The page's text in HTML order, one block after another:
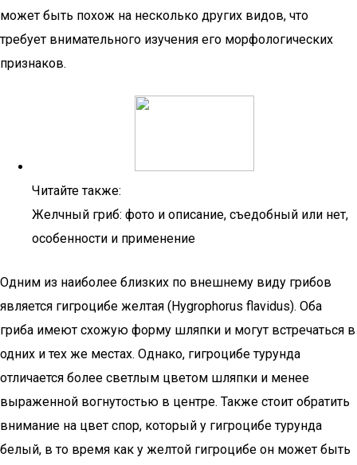
может быть похож на несколько других видов, что
требует внимательного изучения его морфологических
признаков.
Читайте также:
Желчный гриб: фото и описание, съедобный или нет,
особенности и применение
Одним из наиболее близких по внешнему виду грибов
является гигроцибе желтая (Hygrophorus flavidus). Оба
гриба имеют схожую форму шляпки и могут встречаться в
одних и тех же местах. Однако, гигроцибе турунда
отличается более светлым цветом шляпки и менее
выраженной вогнутостью в центре. Также стоит обратить
внимание на цвет спор, который у гигроцибе турунда
белый, в то время как у желтой гигроцибе он может быть